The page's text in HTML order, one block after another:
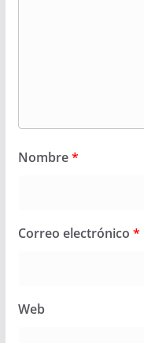
Nombre*
Correo electrónico *
Web